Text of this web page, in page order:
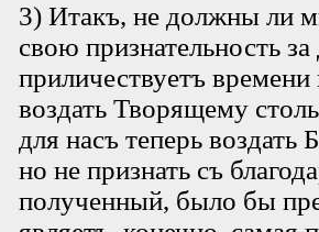
3) Итакъ, не должны ли
свою признательность
приличествуетъ
воздать Творящему
для насъ теперь
но не признать съ
полученный, было бы